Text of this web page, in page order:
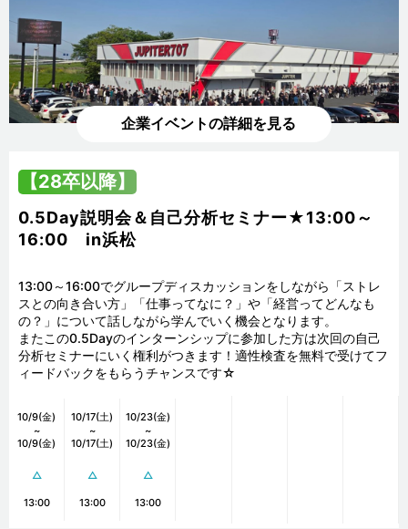
企業イベントの詳細を見る
【28卒以降】
0.5Day説明会＆自己分析セミナー★13:00～
16:00 in浜松
13:00～16:00でグループディスカッションをしながら「ストレ
スとの向き合い方」「仕事ってなに？」や「経営ってどんなも
の？」について話しながら学んでいく機会となります。
またこの0.5Dayのインターンシップに参加した方は次回の自己
分析セミナーにいく権利がつきます！適性検査を無料で受けてフ
ィードバックをもらうチャンスです☆
10/9(金)
~
10/9(金)
△
13:00
10/17(土)
~
10/17(土)
△
13:00
10/23(金)
~
10/23(金)
△
13:00